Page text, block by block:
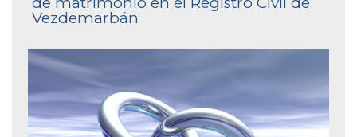
Vezdemarbán